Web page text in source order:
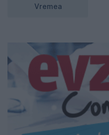
Vremea